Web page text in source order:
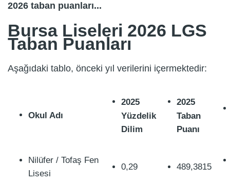
2026 taban puanları...
Bursa Liseleri 2026 LGS
Taban Puanları
Aşağıdaki tablo, önceki yıl verilerini içermektedir:
Okul Adı
2025
Yüzdelik
Dilim
2025
Taban
Puanı
Nilüfer / Tofaş Fen
Lisesi
0,29 489,3815